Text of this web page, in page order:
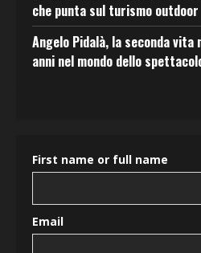
che punta sul turismo outdoor
Angelo Pidalà, la seconda vita
anni nel mondo dello
First name or full name
Email